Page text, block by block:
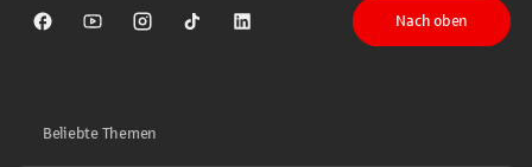
Sparkasse auf Facebook
Sparkasse auf Youtube
Sparkasse auf Instagram
Sparkasse auf TikTok
Sparkasse auf LinkedIn
Nach oben
Beliebte Themen